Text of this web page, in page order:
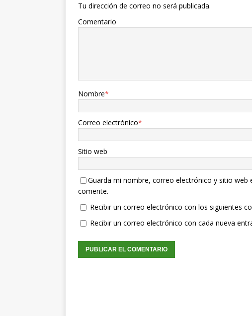
Tu dirección de correo no será publicada.
Comentario
Nombre*
Correo electrónico*
Sitio web
Guarda mi nombre, correo electrónico y sitio web
comente.
Recibir un correo electrónico con los siguientes
Recibir un correo electrónico con cada nueva